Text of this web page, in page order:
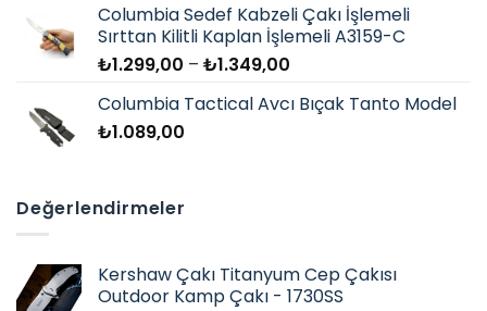
Columbia Sedef Kabzeli Çakı İşlemeli
Sırttan Kilitli Kaplan İşlemeli A3159-C
₺1.299,00 – ₺1.349,00
₺1.299,00
Columbia Tactical Avcı Bıçak Tanto Model
₺1.089,00
Değerlendirmeler
Kershaw Çakı Titanyum Cep Çakısı
Outdoor Kamp Çakı - 1730SS